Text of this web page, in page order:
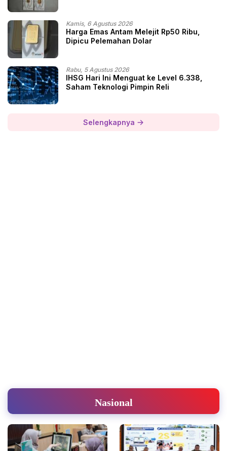
Kamis, 6 Agustus 2026
Harga Emas Antam Melejit Rp50 Ribu,
Dipicu Pelemahan Dolar
Rabu, 5 Agustus 2026
IHSG Hari Ini Menguat ke Level 6.338,
Saham Teknologi Pimpin Reli
Selengkapnya
Nasional